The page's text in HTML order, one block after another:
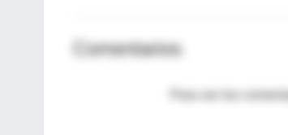
Comentarios
Para ver los